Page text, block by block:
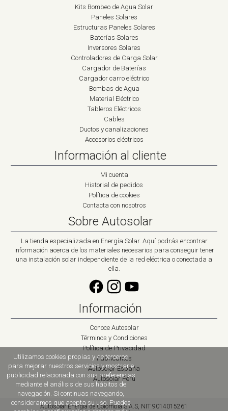
Kits Bombeo de Agua Solar
Paneles Solares
Estructuras Paneles Solares
Baterías Solares
Inversores Solares
Controladores de Carga Solar
Cargador de Baterías
Cargador carro eléctrico
Bombas de Agua
Material Eléctrico
Tableros Eléctricos
Cables
Ductos y canalizaciones
Accesorios eléctricos
Información al cliente
Mi cuenta
Historial de pedidos
Política de cookies
Contacta con nosotros
Sobre Autosolar
La tienda especializada en Energía Solar. Aquí podrás encontrar
información acerca de los materiales necesarios para conseguir tener
una instalación solar independiente de la red eléctrica o conectada a
ella.
Información
Conoce Autosolar
Términos y Condiciones
Política de Privacidad
Fabricantes
Autosolar España
Autosolar Peru
Autosolar Energía de Colombia S.A.S, NIT 9014015261
Utilizamos cookies propias y de terceros
para mejorar nuestros servicios y mostrarle
publicidad relacionada con sus preferencias
mediante el análisis de sus hábitos de
navegación. Si continuas navegando,
consideramos que acepta su uso. Puedes